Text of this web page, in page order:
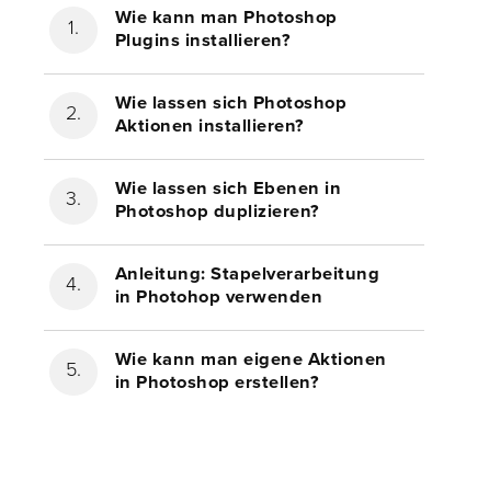
Wie kann man Photoshop
Plugins installieren?
Wie lassen sich Photoshop
Aktionen installieren?
Wie lassen sich Ebenen in
Photoshop duplizieren?
Anleitung: Stapelverarbeitung
in Photohop verwenden
Wie kann man eigene Aktionen
in Photoshop erstellen?